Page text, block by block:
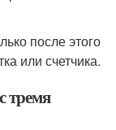
после этого
или счетчика.
тремя